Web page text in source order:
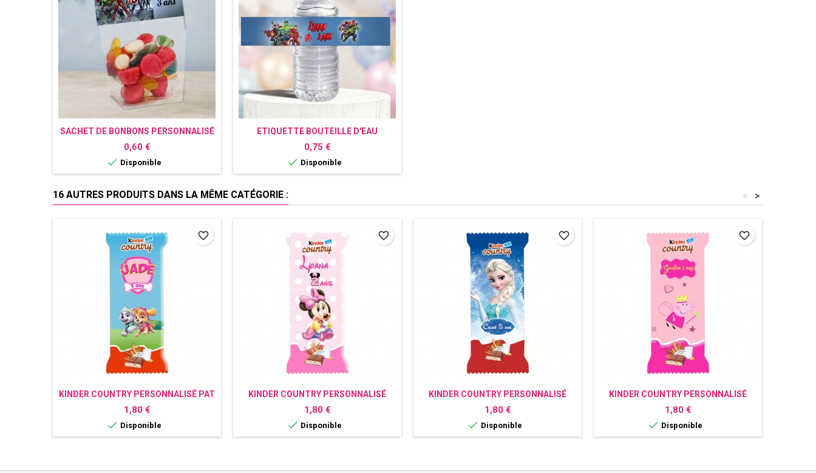
SACHET DE BONBONS PERSONNALISÉ
AVENGERS
Prix
0,60 €
 Disponible
ETIQUETTE BOUTEILLE D'EAU
PERSONNALISÉE AVENGERS
Prix
0,75 €
 Disponible
16 AUTRES PRODUITS DANS LA MÊME CATÉGORIE : >
<
KINDER COUNTRY PERSONNALISÉ PAT
PATROUILLE, STELLA
Prix
1,80 €
 Disponible
favorite_border
KINDER COUNTRY PERSONNALISÉ
MINNIE
Prix
1,80 €
 Disponible
favorite_border
KINDER COUNTRY PERSONNALISÉ
REINE DES NEIGES
Prix
1,80 €
 Disponible
favorite_border
KINDER COUNTRY PERSONNALISÉ
PEPPA PIG
Prix
1,80 €
 Disponible
favorite_border